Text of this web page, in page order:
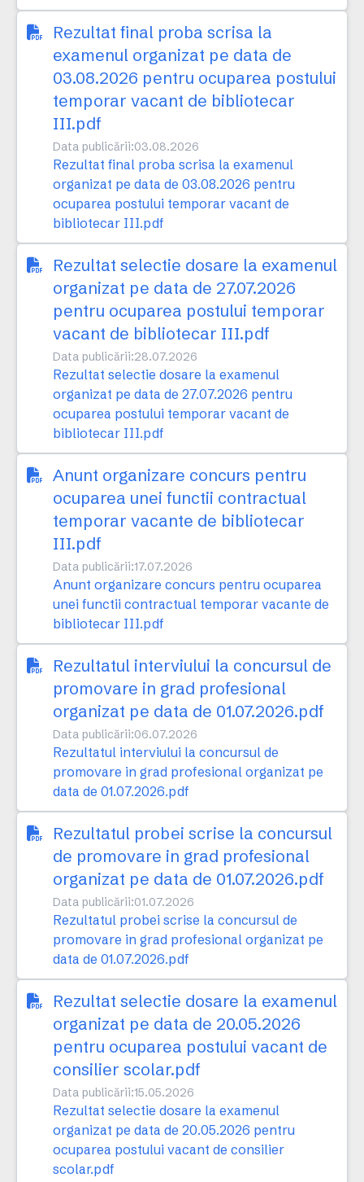
Rezultat final proba scrisa la
examenul organizat pe data de
03.08.2026 pentru ocuparea postului
temporar vacant de bibliotecar
III.pdf
Data publicării:03.08.2026
Rezultat final proba scrisa la examenul
organizat pe data de 03.08.2026 pentru
ocuparea postului temporar vacant de
bibliotecar III.pdf
Rezultat selectie dosare la examenul
organizat pe data de 27.07.2026
pentru ocuparea postului temporar
vacant de bibliotecar III.pdf
Data publicării:28.07.2026
Rezultat selectie dosare la examenul
organizat pe data de 27.07.2026 pentru
ocuparea postului temporar vacant de
bibliotecar III.pdf
Anunt organizare concurs pentru
ocuparea unei functii contractual
temporar vacante de bibliotecar
III.pdf
Data publicării:17.07.2026
Anunt organizare concurs pentru ocuparea
unei functii contractual temporar vacante de
bibliotecar III.pdf
Rezultatul interviului la concursul de
promovare in grad profesional
organizat pe data de 01.07.2026.pdf
Data publicării:06.07.2026
Rezultatul interviului la concursul de
promovare in grad profesional organizat pe
data de 01.07.2026.pdf
Rezultatul probei scrise la concursul
de promovare in grad profesional
organizat pe data de 01.07.2026.pdf
Data publicării:01.07.2026
Rezultatul probei scrise la concursul de
promovare in grad profesional organizat pe
data de 01.07.2026.pdf
Rezultat selectie dosare la examenul
organizat pe data de 20.05.2026
pentru ocuparea postului vacant de
consilier scolar.pdf
Data publicării:15.05.2026
Rezultat selectie dosare la examenul
organizat pe data de 20.05.2026 pentru
ocuparea postului vacant de consilier
scolar.pdf